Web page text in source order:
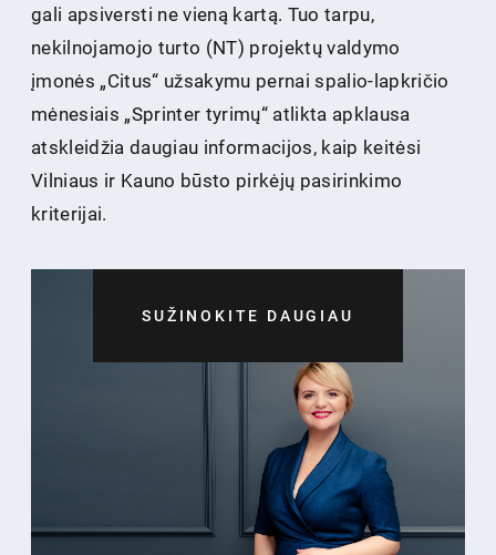
gali apsiversti ne vieną kartą. Tuo tarpu,
nekilnojamojo turto (NT) projektų valdymo
įmonės „Citus“ užsakymu pernai spalio-lapkričio
mėnesiais „Sprinter tyrimų“ atlikta apklausa
atskleidžia daugiau informacijos, kaip keitėsi
Vilniaus ir Kauno būsto pirkėjų pasirinkimo
kriterijai.
SUŽINOKITE DAUGIAU